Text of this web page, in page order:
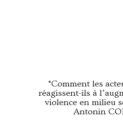
“Comment les
réagissent-ils à
violence en milieu
Antonin